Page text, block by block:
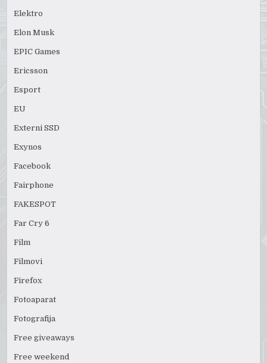
Elektro
Elon Musk
EPIC Games
Ericsson
Esport
EU
Externi SSD
Exynos
Facebook
Fairphone
FAKESPOT
Far Cry 6
Film
Filmovi
Firefox
Fotoaparat
Fotografija
Free giveaways
Free weekend